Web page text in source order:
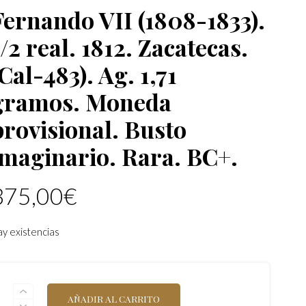
VII (1808-1833).
2 real. 1812. Zacatecas.
483). Ag. 1,71
Moneda
Busto
Rara. BC+.
€
existencias
FERNANDO
AÑADIR AL CARRITO